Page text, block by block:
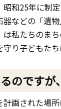
和25年に制
などの「遺
私たちのま
り子どもた
のです
画された場